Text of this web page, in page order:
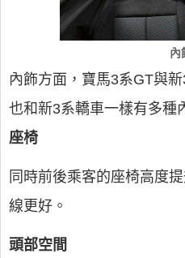
內
內飾方面，寶馬3系GT與
也和新3系轎車一樣有多種
座椅
同時前後乘客的座椅高度
線更好。
頭部空間